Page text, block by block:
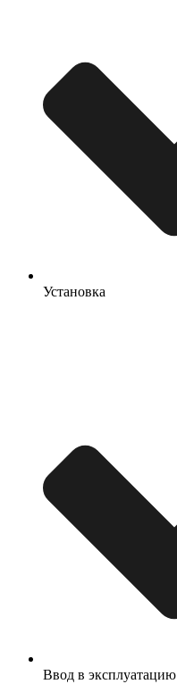
Установка
Ввод в эксплуатацию